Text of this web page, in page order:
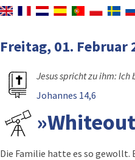
Freitag, 01. Februar
Jesus spricht zu ihm:
Johannes 14,6
Die Familie hatte es so gewollt.